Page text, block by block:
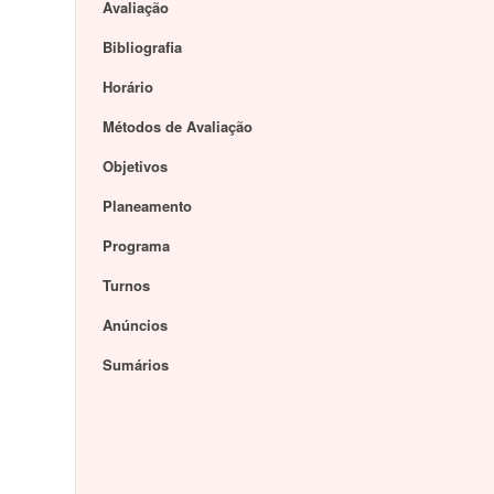
Avaliação
Bibliografia
Horário
Métodos de Avaliação
Objetivos
Planeamento
Programa
Turnos
Anúncios
Sumários